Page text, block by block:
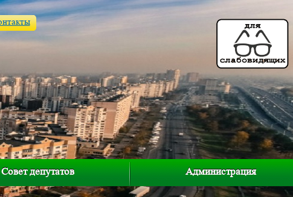
Совет депутатов Администрация